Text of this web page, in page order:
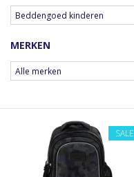
MERKEN
SALE